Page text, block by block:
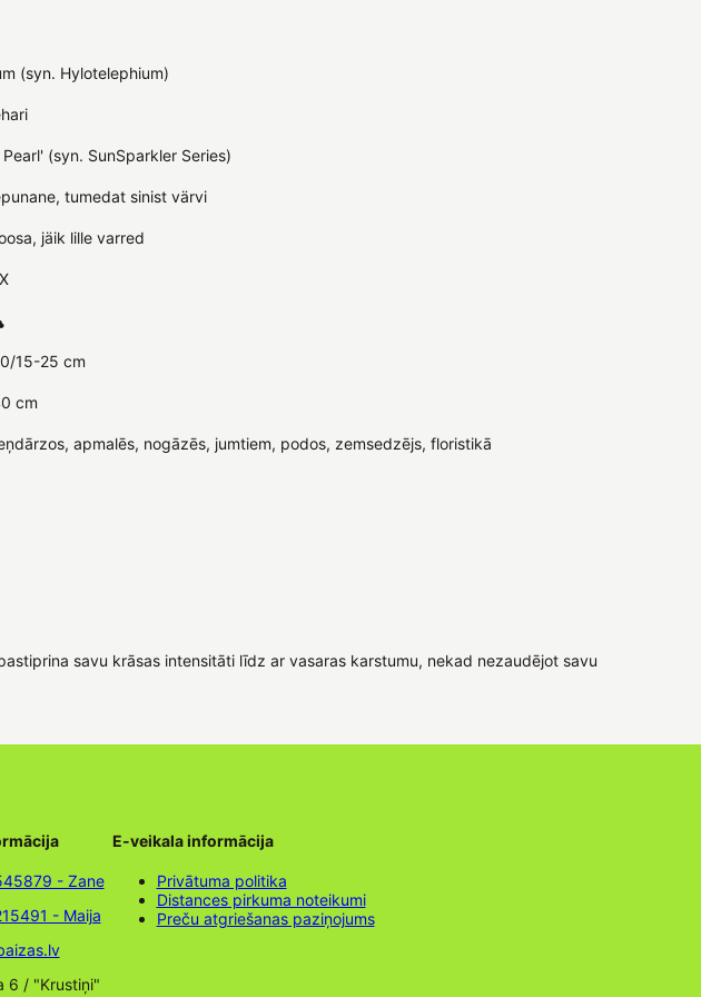
(syn. Hylotelephium)
Pearl' (syn. SunSparkler Series)
tumedat sinist värvi
jäik lille varred
15-25 cm
cm
apmalēs, nogāzēs, jumtiem, podos, zemsedzējs, floristikā
savu krāsas intensitāti līdz ar vasaras karstumu, nekad nezaudējot savu
- Zane
- Maija
6 / "Krustiņi"
E-veikala informācija
Privātuma politika
Distances pirkuma noteikumi
Preču atgriešanas paziņojums